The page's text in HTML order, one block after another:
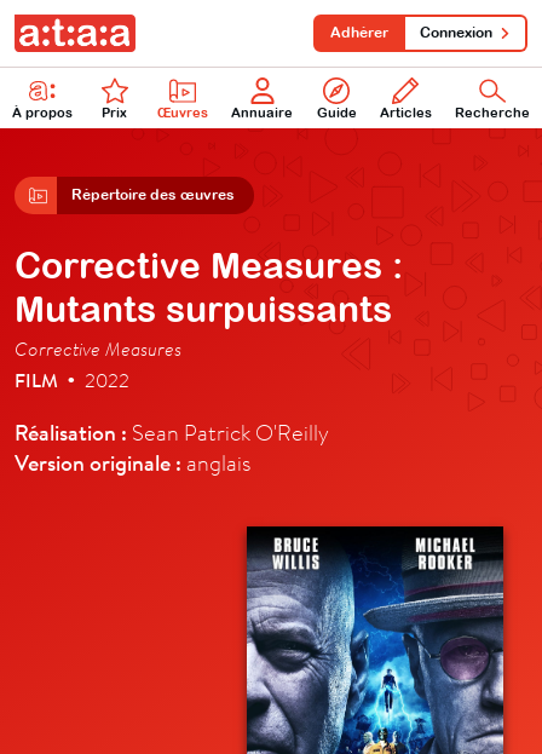
À propos Prix Œuvres Annuaire Guide Articles Recherche
Adhérer Connexion
Répertoire des œuvres
Corrective Measures :
Mutants surpuissants
Corrective Measures
FILM • 2022
Réalisation : Sean Patrick O'Reilly
Version originale : anglais